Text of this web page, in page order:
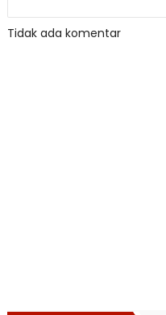
Tidak ada komentar